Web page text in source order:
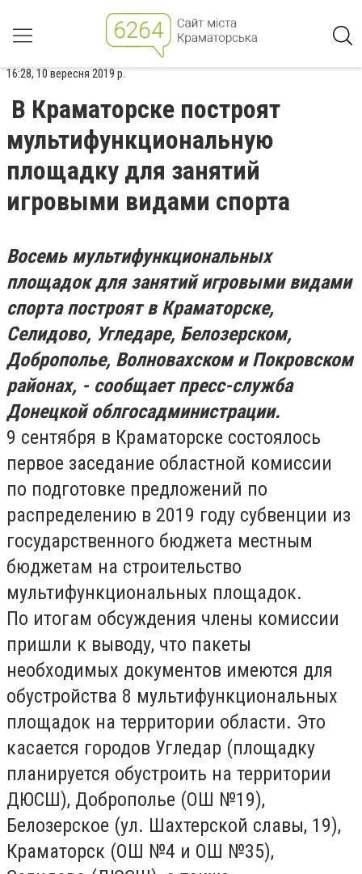
16:28, 10 вересня 2019 р.
В Краматорске построят
мультифункциональную
площадку для занятий
игровыми видами спорта
Восемь мультифункциональных
площадок для занятий игровыми видами
спорта построят в Краматорске,
Селидово, Угледаре, Белозерском,
Доброполье, Волновахском и Покровском
районах, - сообщает пресс-служба
Донецкой облгосадминистрации.
9 сентября в Краматорске состоялось
первое заседание областной комиссии
по подготовке предложений по
распределению в 2019 году субвенции из
государственного бюджета местным
бюджетам на строительство
мультифункциональных площадок.
По итогам обсуждения члены комиссии
пришли к выводу, что пакеты
необходимых документов имеются для
обустройства 8 мультифункциональных
площадок на территории области. Это
касается городов Угледар (площадку
планируется обустроить на территории
ДЮСШ), Доброполье (ОШ №19),
Белозерское (ул. Шахтерской славы, 19),
Краматорск (ОШ №4 и ОШ №35),